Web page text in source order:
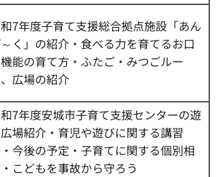
7年度子育て支援総合拠点施設「あん
く」の紹介・食べる力を育てるお口
能の育て方・ふたご・みつごルー
広場の紹介
7年度安城市子育て支援センターの遊
場紹介・育児や遊びに関する講習
今後の予定・子育てに関する個別相
こどもを事故から守ろう